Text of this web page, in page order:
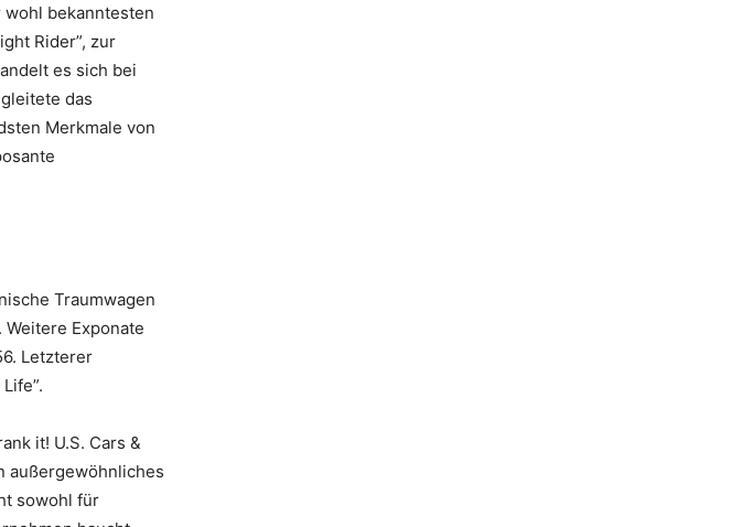
bekanntesten
Rider”, zur
es sich bei
das
Merkmale von
Traumwagen
Exponate
Letzterer
it! U.S. Cars &
außergewöhnliches
sowohl für